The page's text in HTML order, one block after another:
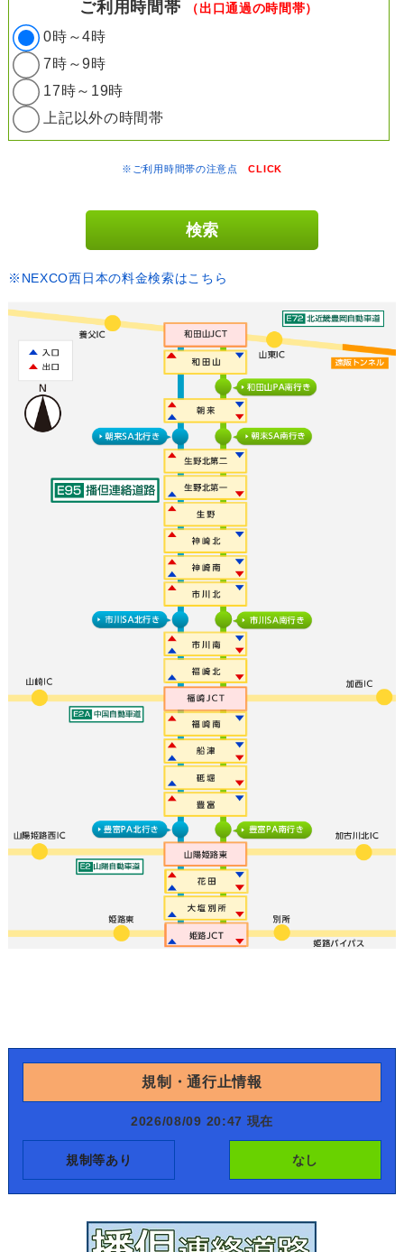
ご利用時間帯 （出口通過の時間帯）
0時～4時
7時～9時
17時～19時
上記以外の時間帯
※ご利用時間帯の注意点CLICK
※NEXCO西日本の料金検索はこちら
規制・通行止情報
2026/08/09 20:47 現在
規制等あり なし